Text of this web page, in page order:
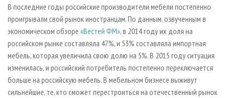
ИНСТРУМЕНТ И МАТЕРИАЛЫ
БИБЛИОТЕКА СПЕЦИАЛИСТА
В последние годы российские производители мебели постепенно
проигрывали свой рынок иностранцам. По данным, озвученным в
экономическом обзоре «Вестей ФМ», в 2014 году их доля на
российском рынке составляла 47%, и 53% составляла импортная
мебель, которая увеличила свою долю на 5%. В 2015 году ситуация
изменилась, и российский потребитель постепенно переключается
больше на российскую мебель. В мебельном бизнесе выживут
сильнейшие, те, кто сможет перестроиться на отечественный рынок